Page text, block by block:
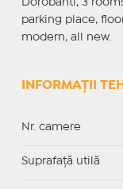
Dorobanti, 3
parking place,
modern, all new.
INFORMAȚII
Nr. camere
Suprafaţă utilă